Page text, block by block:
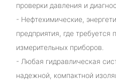
проверки давления и
- Нефтехимические,
предприятия, где требуется
измерительных приборов.
- Любая гидравлическая
надежной, компактной